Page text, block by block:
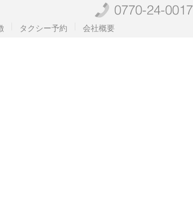
0770-24-0017
タクシー予約 会社概要